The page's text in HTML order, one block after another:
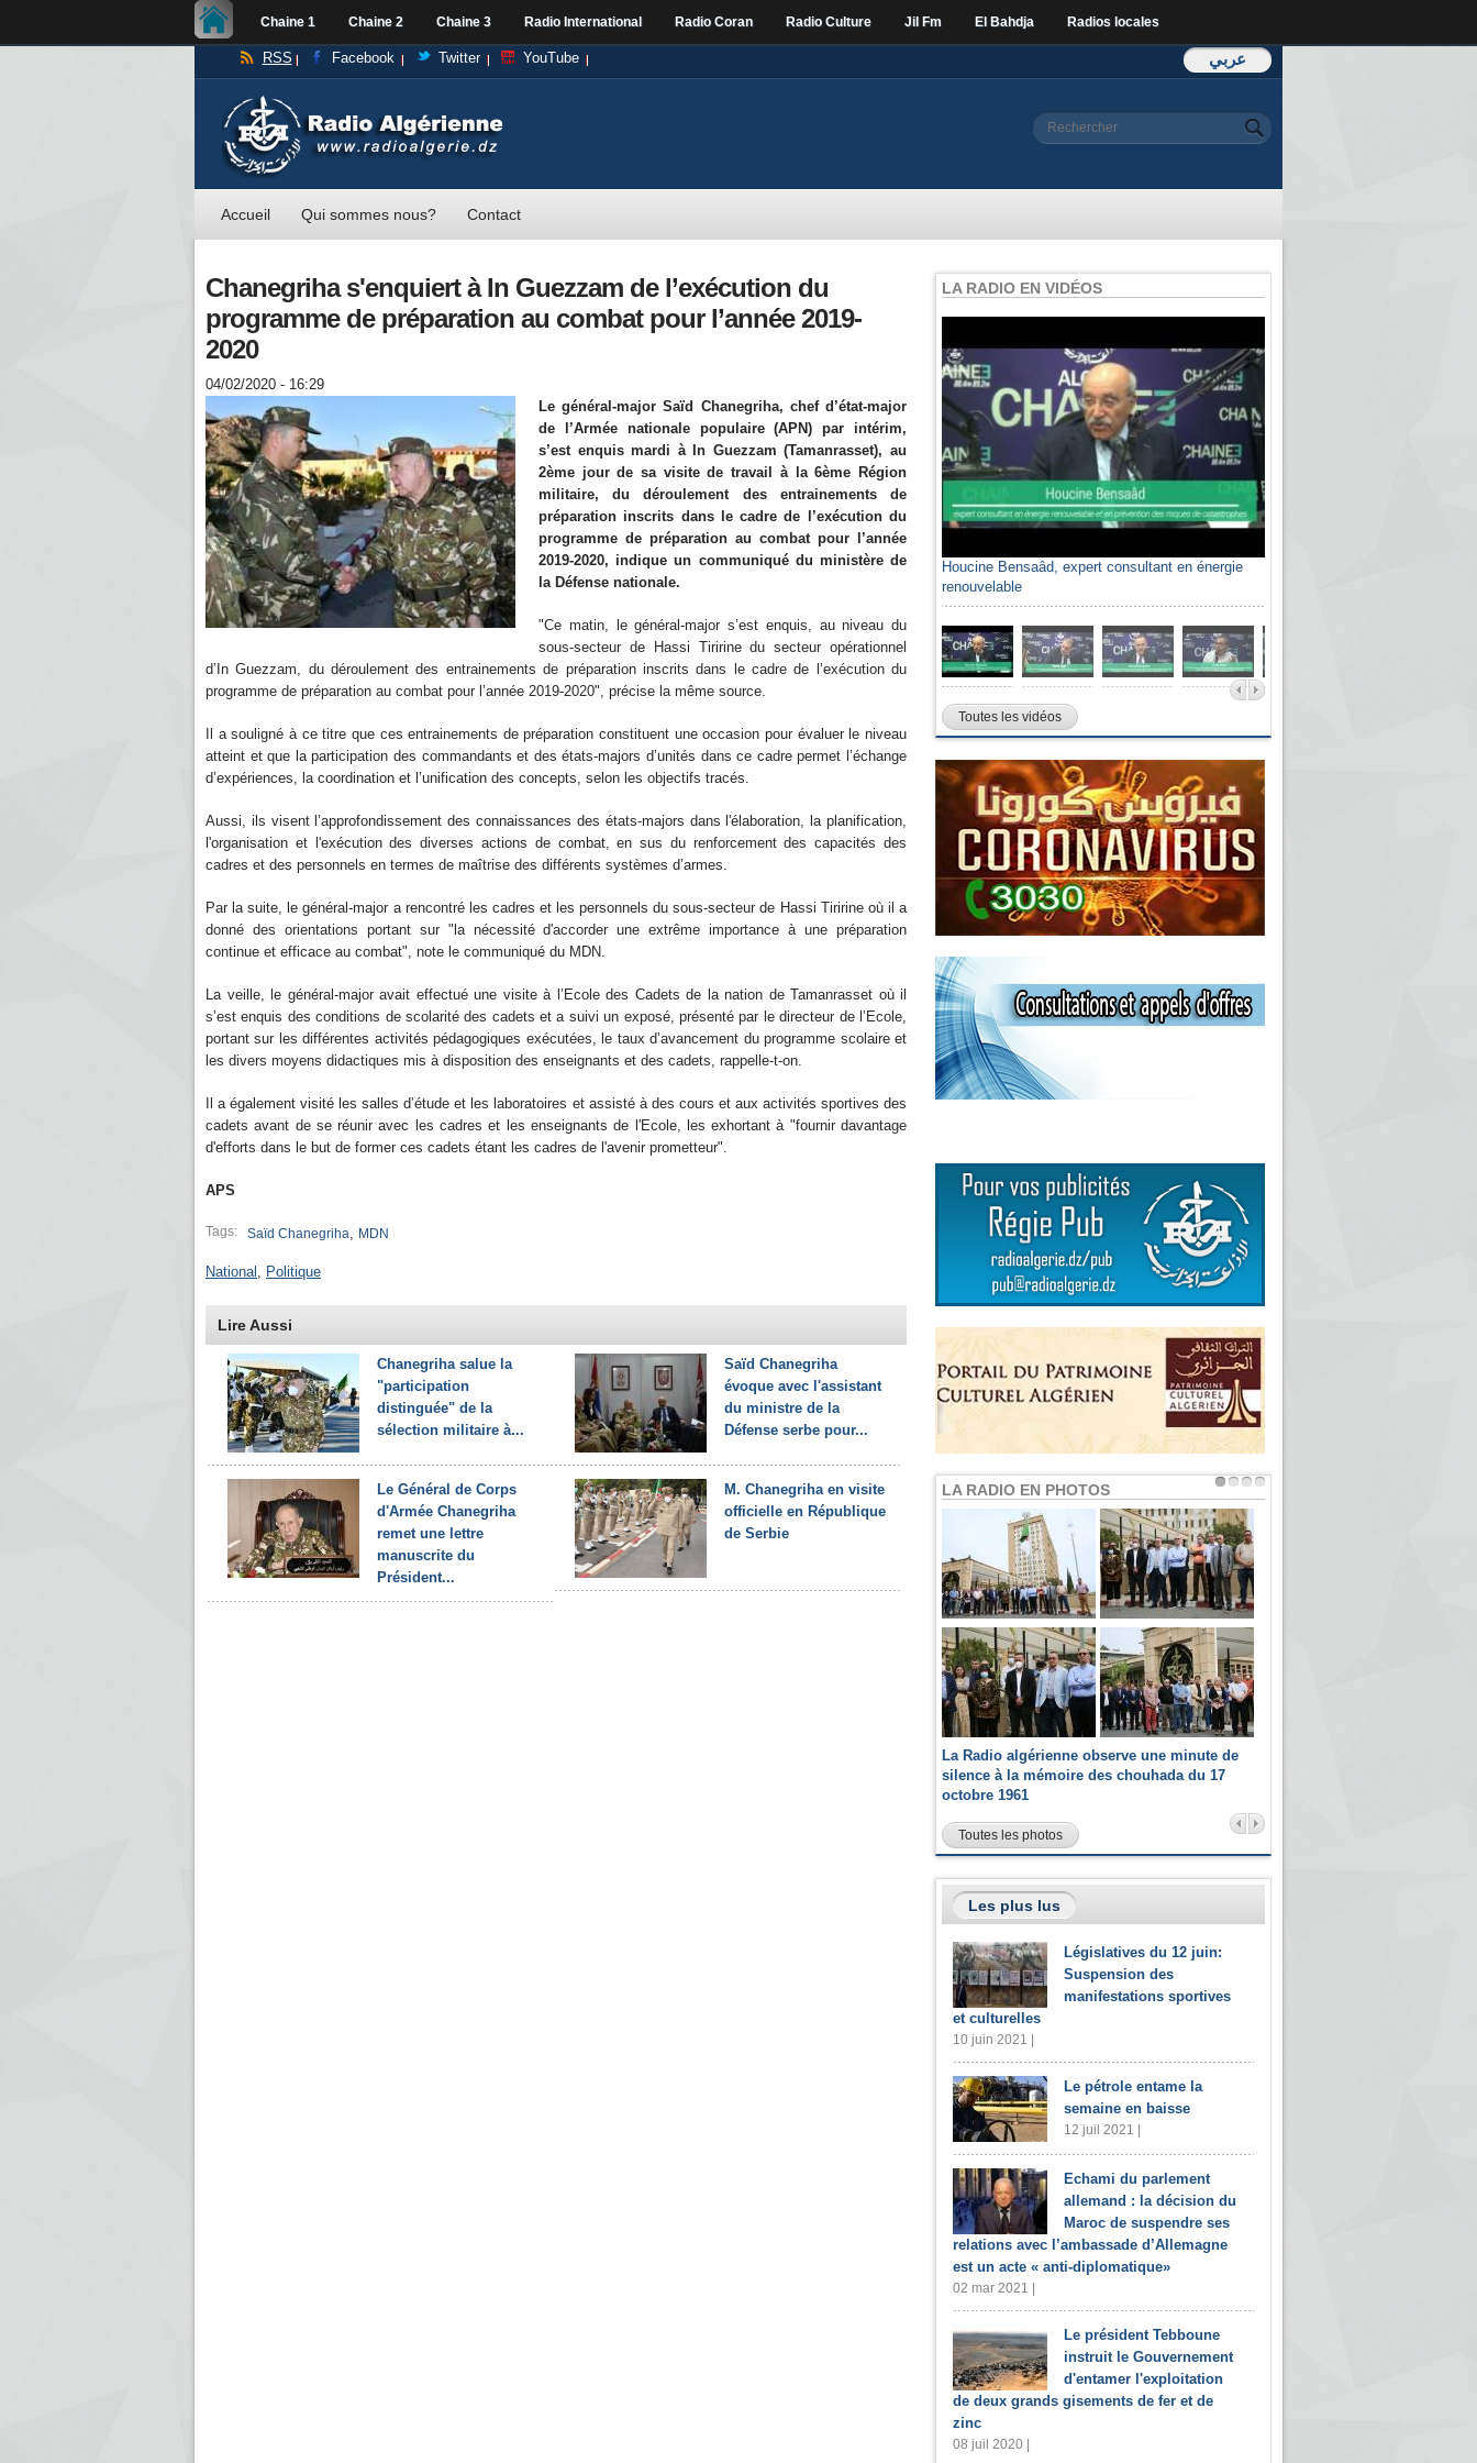
Chaine 1 Chaine 2 Chaine 3 Radio International Radio Coran Radio Culture Jil Fm El Bahdja Radios locales
عربي RSS Facebook Twitter YouTube
Formulaire de
Rechercher
Accueil Qui sommes nous? Contact
Chanegriha s'enquiert à In Guezzam de l’exécution du
programme de préparation au combat pour l’année 2019-
2020
04/02/2020 - 16:29
Le général-major Saïd Chanegriha, chef d’état-major
de l’Armée nationale populaire (APN) par intérim,
s’est enquis mardi à In Guezzam (Tamanrasset), au
2ème jour de sa visite de travail à la 6ème Région
militaire, du déroulement des entrainements de
préparation inscrits dans le cadre de l’exécution du
programme de préparation au combat pour l’année
2019-2020, indique un communiqué du ministère de
la Défense nationale.
"Ce matin, le général-major s’est enquis, au niveau du
sous-secteur de Hassi Tiririne du secteur opérationnel
d’In Guezzam, du déroulement des entrainements de préparation inscrits dans le cadre de l’exécution du
programme de préparation au combat pour l’année 2019-2020", précise la même source.
Il a souligné à ce titre que ces entrainements de préparation constituent une occasion pour évaluer le niveau
atteint et que la participation des commandants et des états-majors d’unités dans ce cadre permet l’échange
d’expériences, la coordination et l’unification des concepts, selon les objectifs tracés.
Aussi, ils visent l’approfondissement des connaissances des états-majors dans l'élaboration, la planification,
l'organisation et l'exécution des diverses actions de combat, en sus du renforcement des capacités des
cadres et des personnels en termes de maîtrise des différents systèmes d’armes.
Par la suite, le général-major a rencontré les cadres et les personnels du sous-secteur de Hassi Tiririne où il a
donné des orientations portant sur "la nécessité d'accorder une extrême importance à une préparation
continue et efficace au combat", note le communiqué du MDN.
La veille, le général-major avait effectué une visite à l’Ecole des Cadets de la nation de Tamanrasset où il
s’est enquis des conditions de scolarité des cadets et a suivi un exposé, présenté par le directeur de l’Ecole,
portant sur les différentes activités pédagogiques exécutées, le taux d’avancement du programme scolaire et
les divers moyens didactiques mis à disposition des enseignants et des cadets, rappelle-t-on.
Il a également visité les salles d’étude et les laboratoires et assisté à des cours et aux activités sportives des
cadets avant de se réunir avec les cadres et les enseignants de l'Ecole, les exhortant à "fournir davantage
d'efforts dans le but de former ces cadets étant les cadres de l'avenir prometteur".
APS
Tags: Saïd Chanegriha, MDN
National , Politique
Lire Aussi
Chanegriha salue la
"participation
distinguée" de la
sélection militaire à...
Saïd Chanegriha
évoque avec l'assistant
du ministre de la
Défense serbe pour...
Le Général de Corps
d'Armée Chanegriha
remet une lettre
manuscrite du
Président...
M. Chanegriha en visite
officielle en République
de Serbie
LA RADIO EN VIDÉOS
Houcine Bensaâd, expert consultant en énergie
renouvelable
Toutes les vidéos
LA RADIO EN PHOTOS
La Radio algérienne observe une minute de
silence à la mémoire des chouhada du 17
octobre 1961
Toutes les photos
Les plus lus
Législatives du 12 juin:
Suspension des
manifestations sportives
et culturelles
10 juin 2021 |
Le pétrole entame la
semaine en baisse
12 juil 2021 |
Echami du parlement
allemand : la décision du
Maroc de suspendre ses
relations avec l’ambassade d’Allemagne
est un acte « anti-diplomatique»
02 mar 2021 |
Le président Tebboune
instruit le Gouvernement
d'entamer l'exploitation
de deux grands gisements de fer et de
zinc
08 juil 2020 |